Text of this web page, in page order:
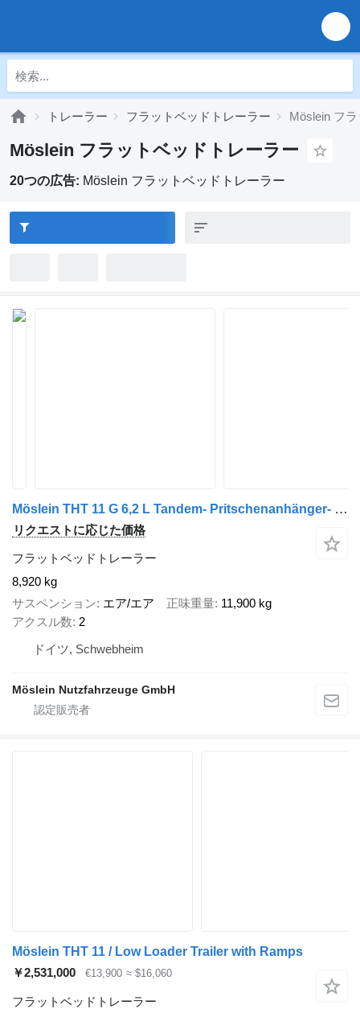
トレーラー フラットベッドトレーラー Möslein フ
Möslein フラットベッドトレーラー
20つの広告: Möslein フラットベッドトレーラー
Möslein THT 11 G 6,2 L Tandem- Pritschenanhänger- Tieflader
リクエストに応じた価格
フラットベッドトレーラー
8,920 kg
サスペンション エア/エア 正味重量 11,900 kg
アクスル数 2
ドイツ, Schwebheim
Möslein Nutzfahrzeuge GmbH
Möslein THT 11 / Low Loader Trailer with Ramps
￥2,531,000
€13,900 ≈ $16,060
フラットベッドトレーラー